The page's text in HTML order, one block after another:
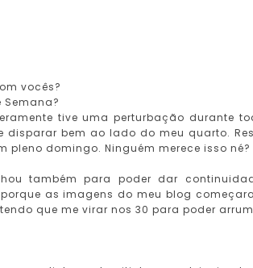
vocês?
Semana?
tive uma perturbação durante
bem ao lado do meu quarto.
pleno domingo. Ninguém merece isso
também para poder dar
as imagens do meu blog
que me virar nos 30 para poder